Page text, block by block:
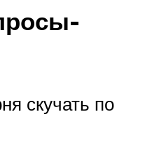
скучать по